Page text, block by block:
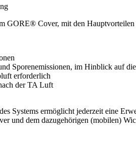
GORE® Cover, mit den
Sporenemissionen, im Hinblick auf
erforderlich
der TA Luft
Systems ermöglicht jederzeit eine
und dem dazugehörigen (mobilen)